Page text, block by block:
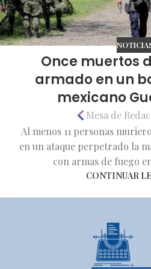
Once muertos
armado en un
mexicano
Mesa de
Al menos 11 personas
en un ataque perpetrado la
con armas de fuego
CONTINUAR